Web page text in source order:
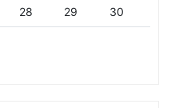
28 29 30